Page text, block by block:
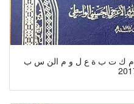
م ك ت ب ة ع ل و م الن س ب Genealogical Library Science